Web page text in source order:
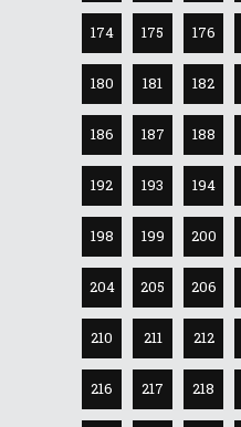
174 175 176
180 181 182
186 187 188
192 193 194
198 199 200
204 205 206
210 211 212
216 217 218